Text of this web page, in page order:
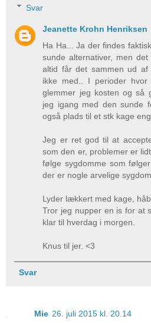
Svar
Jeanette Krohn Henriksen
Ha Ha... Ja der findes
sunde alternativer, men
altid får det sammen ud
ikke med.. I perioder
glemmer jeg kosten og så
jeg igang med den sunde
også plads til et stk kage
Jeg er ret god til at
som den er, problemer er
følge sygdomme som
der er nogle arvelige
Lyder lækkert med kage,
Tror jeg nupper en is for at
klar til hverdag i morgen.
Knus til jer. <3
Svar
Mie 26. juli 2015 kl. 20.14